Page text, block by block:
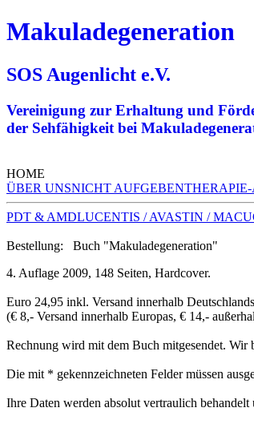
Makuladegeneration
SOS Augenlicht e.V.
Vereinigung zur Erhaltung und
der Sehfähigkeit bei
HOME
ÜBER UNSNICHT AUFGEBEN
PDT & AMDLUCENTIS / AVASTIN /
Bestellung: Buch "Makuladegeneration"
4. Auflage 2009, 148 Seiten, Hardcover.
Euro 24,95 inkl. Versand innerhalb
(€ 8,- Versand innerhalb Europas, € 14,-
Rechnung wird mit dem Buch mitgesendet. Wir
Die mit * gekennzeichneten Felder müssen
Ihre Daten werden absolut vertraulich